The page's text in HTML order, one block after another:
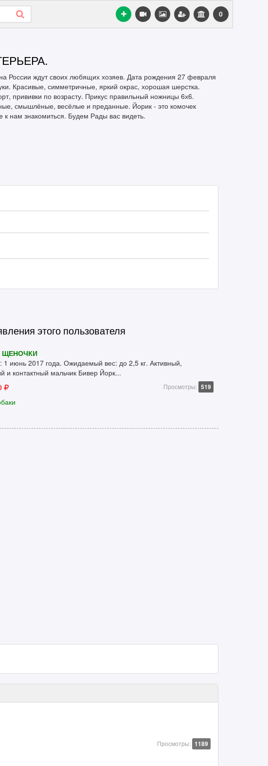
0
России ждут своих любящих хозяев. Дата рождения 27 февраля
Красивые, симметричные, яркий окрас, хорошая шерстка.
прививки по возрасту. Прикус правильный ножницы 6х6.
смышлёные, весёлые и преданные. Йорик - это комочек
к нам знакомиться. Будем Рады вас видеть.
этого пользователя
ЩЕНОЧКИ
1 июнь 2017 года. Ожидаемый вес: до 2,5 кг. Активный,
и контактный мальчик Бивер Йорк...
Просмотры: 519
Просмотры: 1189